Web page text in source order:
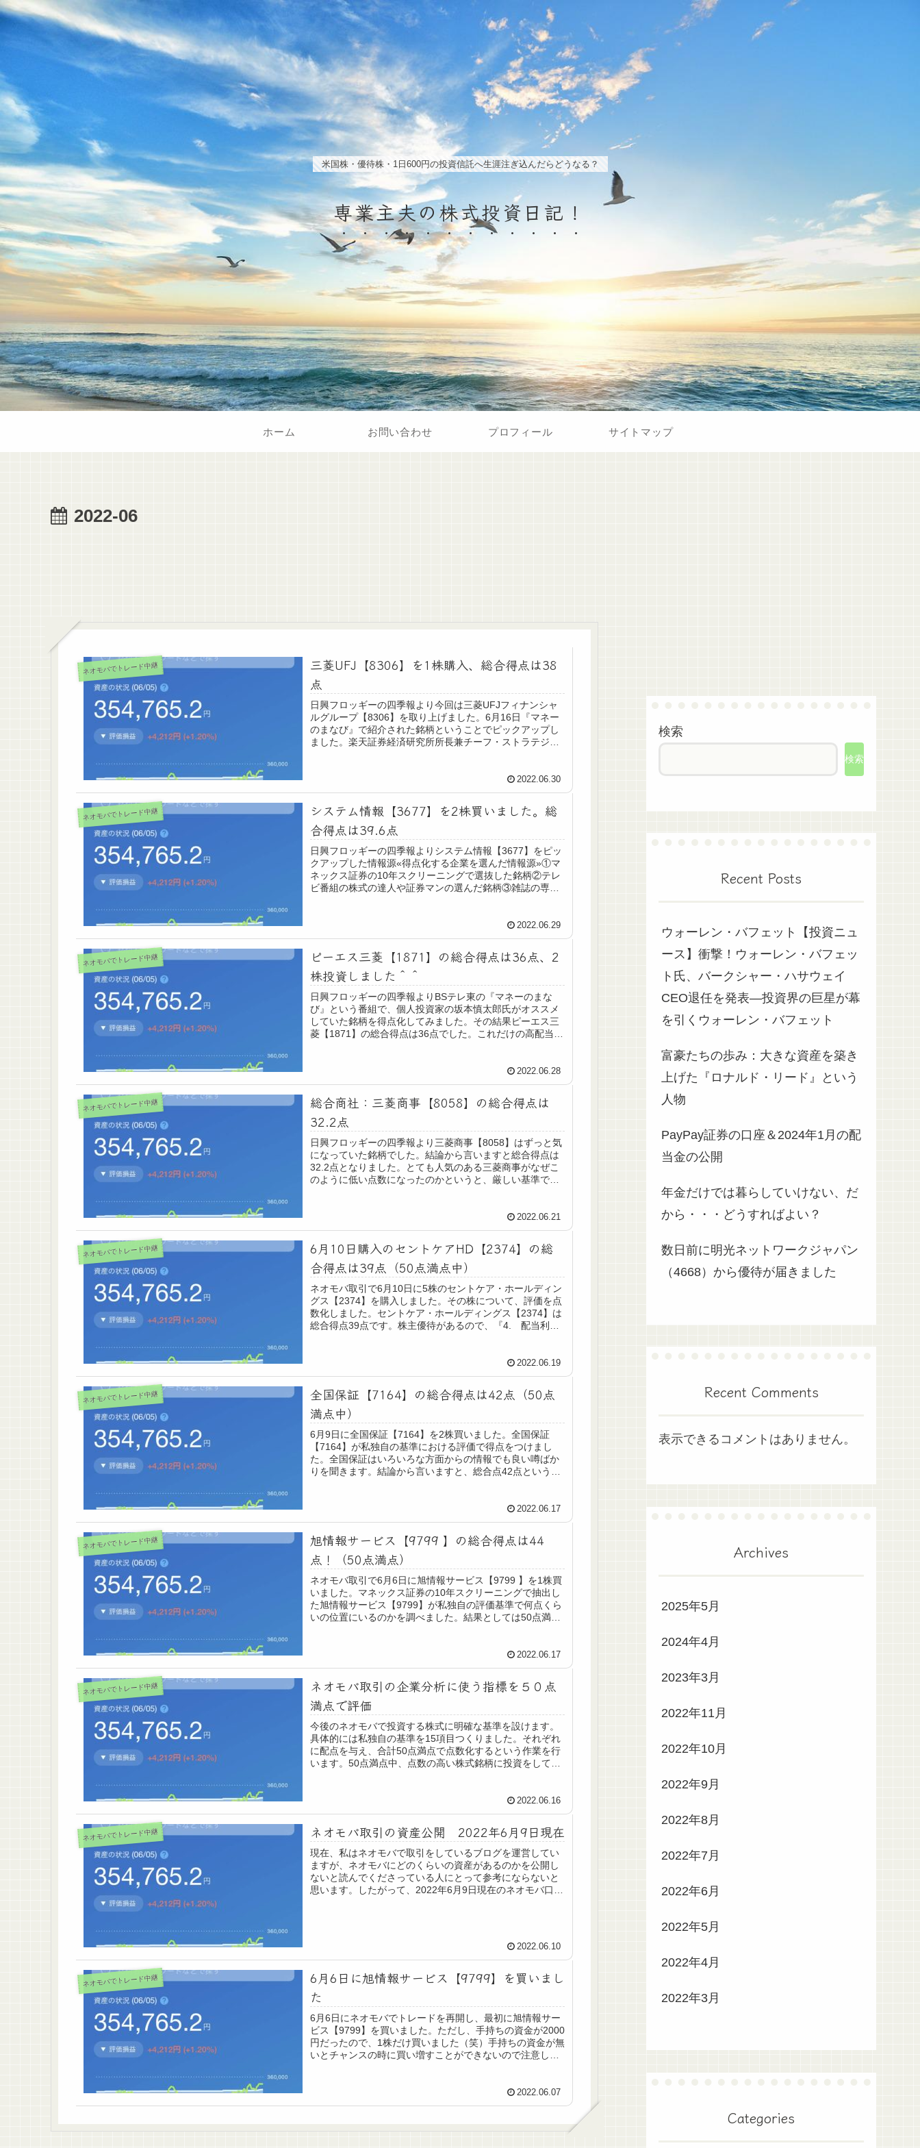
米国株・優待株・1日600円の投資信託へ生涯注ぎ込んだらどうなる？
専業主夫の株式投資日記！
ホーム お問い合わせ プロフィール サイトマップ
2022-06
ネオモバでトレード中継
三菱UFJ【8306】を1株購入、総合得点は38
点
日興フロッギーの四季報より今回は三菱UFJフィナンシャ
ルグループ【8306】を取り上げました。6月16日『マネー
のまなび』で紹介された銘柄ということでピックアップし
ました。楽天証券経済研究所所長兼チーフ・ストラテジス
2022.06.30
ネオモバでトレード中継
システム情報【3677】を2株買いました。総
合得点は39.6点
日興フロッギーの四季報よりシステム情報【3677】をピッ
クアップした情報源«得点化する企業を選んだ情報源»①マ
ネックス証券の10年スクリーニングで選抜した銘柄②テレ
ビ番組の株式の達人や証券マンの選んだ銘柄③雑誌の専門
2022.06.29
ネオモバでトレード中継
ピーエス三菱【1871】の総合得点は36点、2
株投資しました＾＾
日興フロッギーの四季報よりBSテレ東の『マネーのまな
び』という番組で、個人投資家の坂本慎太郎氏がオススメ
していた銘柄を得点化してみました。その結果ピーエス三
菱【1871】の総合得点は36点でした。これだけの高配当
2022.06.28
ネオモバでトレード中継
総合商社：三菱商事【8058】の総合得点は
32.2点
日興フロッギーの四季報より三菱商事【8058】はずっと気
になっていた銘柄でした。結論から言いますと総合得点は
32.2点となりました。とても人気のある三菱商事がなぜこ
のように低い点数になったのかというと、厳しい基準で点
2022.06.21
ネオモバでトレード中継
6月10日購入のセントケアHD【2374】の総
合得点は39点（50点満点中）
ネオモバ取引で6月10日に5株のセントケア・ホールディン
グス【2374】を購入しました。その株について、評価を点
数化しました。セントケア・ホールディングス【2374】は
総合得点39点です。株主優待があるので、『4. 配当利回
2022.06.19
ネオモバでトレード中継
全国保証【7164】の総合得点は42点（50点
満点中）
6月9日に全国保証【7164】を2株買いました。全国保証
【7164】が私独自の基準における評価で得点をつけまし
た。全国保証はいろいろな方面からの情報でも良い噂ばか
りを聞きます。結論から言いますと、総合点42点という高
2022.06.17
ネオモバでトレード中継
旭情報サービス【9799 】の総合得点は44
点！（50点満点）
ネオモバ取引で6月6日に旭情報サービス【9799 】を1株買
いました。マネックス証券の10年スクリーニングで抽出し
た旭情報サービス【9799】が私独自の評価基準で何点くら
いの位置にいるのかを調べました。結果としては50点満点
2022.06.17
ネオモバでトレード中継
ネオモバ取引の企業分析に使う指標を５０点
満点で評価
今後のネオモバで投資する株式に明確な基準を設けます。
具体的には私独自の基準を15項目つくりました。それぞれ
に配点を与え、合計50点満点で点数化するという作業を行
います。50点満点中、点数の高い株式銘柄に投資をして、
2022.06.16
ネオモバでトレード中継 ネオモバ取引の資産公開 2022年6月9日現在
現在、私はネオモバで取引をしているブログを運営してい
ますが、ネオモバにどのくらいの資産があるのかを公開し
ないと読んでくださっている人にとって参考にならないと
思います。したがって、2022年6月9日現在のネオモバ口座
2022.06.10
ネオモバでトレード中継
6月6日に旭情報サービス【9799】を買いまし
た
6月6日にネオモバでトレードを再開し、最初に旭情報サー
ビス【9799】を買いました。ただし、手持ちの資金が2000
円だったので、1株だけ買いました（笑）手持ちの資金が無
いとチャンスの時に買い増すことができないので注意しま
2022.06.07
検索
検索
Recent Posts
ウォーレン・バフェット【投資ニュ
ース】衝撃！ウォーレン・バフェッ
ト氏、バークシャー・ハサウェイ
CEO退任を発表—投資界の巨星が幕
を引くウォーレン・バフェット
富豪たちの歩み：大きな資産を築き
上げた『ロナルド・リード』という
人物
PayPay証券の口座＆2024年1月の配
当金の公開
年金だけでは暮らしていけない、だ
から・・・どうすればよい？
数日前に明光ネットワークジャパン
（4668）から優待が届きました
Recent Comments
表示できるコメントはありません。
Archives
2025年5月
2024年4月
2023年3月
2022年11月
2022年10月
2022年9月
2022年8月
2022年7月
2022年6月
2022年5月
2022年4月
2022年3月
Categories